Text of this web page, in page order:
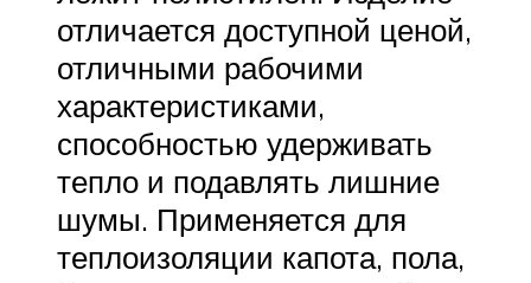
отличается доступной ценой,
отличными рабочими
характеристиками,
способностью удерживать
тепло и подавлять лишние
шумы. Применяется для
теплоизоляции капота, пола,